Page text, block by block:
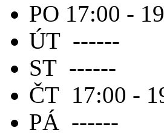
PO 17:00 -
ÚT ------
ST ------
ČT 17:00 -
PÁ ------